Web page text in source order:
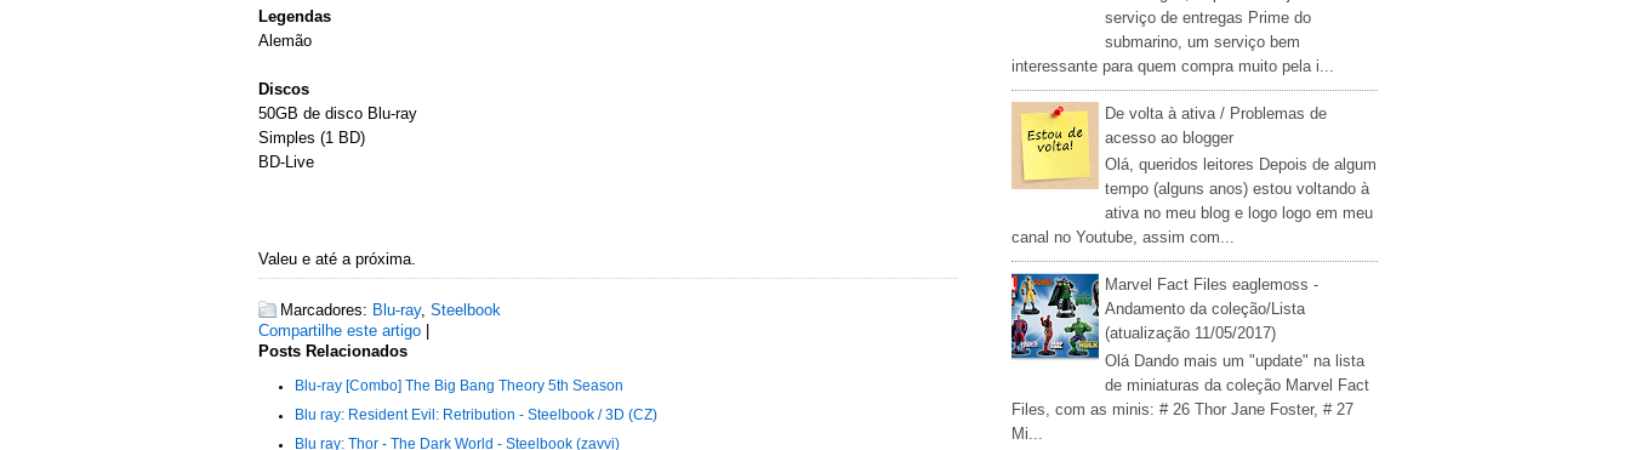
Legendas
Alemão
Discos
50GB de disco Blu-ray
Simples (1 BD)
BD-Live
Valeu e até a próxima.
Marcadores: Blu-ray, Steelbook
Compartilhe este artigo
Posts Relacionados
Blu-ray [Combo] The Big Bang Theory 5th Season
Blu ray: Resident Evil: Retribution - Steelbook / 3D (CZ)
Blu ray: Thor - The Dark World - Steelbook (zavvi)
serviço de entregas Prime do
submarino, um serviço bem
interessante para quem compra muito pela i...
De volta à ativa / Problemas de
acesso ao blogger
Olá, queridos leitores Depois de algum
tempo (alguns anos) estou voltando à
ativa no meu blog e logo logo em meu
canal no Youtube, assim com...
Marvel Fact Files eaglemoss -
Andamento da coleção/Lista
(atualização 11/05/2017)
Olá Dando mais um "update" na lista
de miniaturas da coleção Marvel Fact
Files, com as minis: # 26 Thor Jane Foster, # 27
Mi...